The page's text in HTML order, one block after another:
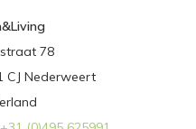
78
CJ Nederweert